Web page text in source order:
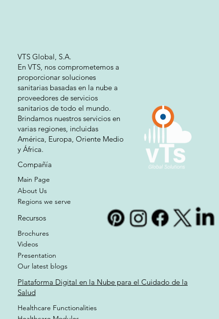
VTS Global, S.A.
En VTS, nos comprometemos a
proporcionar soluciones
sanitarias basadas en la nube a
proveedores de servicios
sanitarios de todo el mundo.
Brindamos nuestros servicios en
varias regiones, incluidas
América, Europa, Oriente Medio
y África.
Main Page
Regions we serve
Plataforma Digital en la Nube para el Cuidado de la
Salud
Compañía
Recursos
Brochures
Videos
Our latest blogs